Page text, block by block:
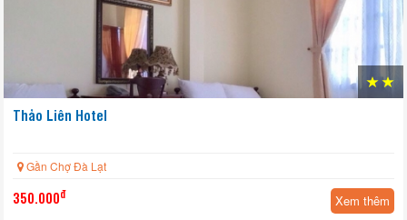
Thảo Liên Hotel
Gần Chợ Đà Lạt
350.000đ Xem thêm